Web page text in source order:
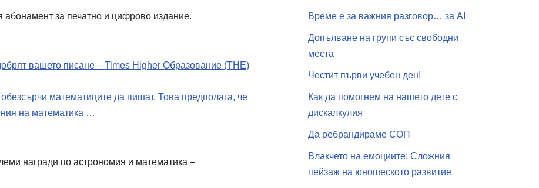
абонамент за печатно и цифрово издание.
вашето писане – Times Higher Образование (THE)
математиците да пишат. Това предполага, че
на математика …
награди по астрономия и математика –
Време е за важния разговор… за АI
Допълване на групи със свободни
места
Честит първи учебен ден!
Как да помогнем на нашето дете с
дискалкулия
Да ребрандираме СОП
Влакчето на емоциите: Сложния
пейзаж на юношеското развитие